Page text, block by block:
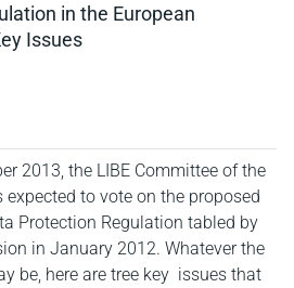
in the European
Issues
2013, the LIBE Committee of the
to vote on the proposed
Protection Regulation tabled by
in January 2012. Whatever the
be, here are tree key issues that